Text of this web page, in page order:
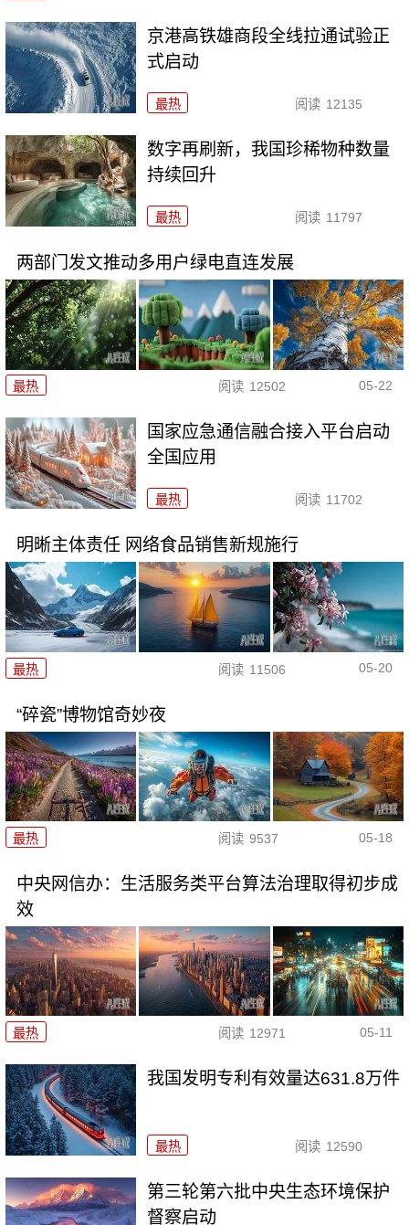
京港高铁雄商段全线拉通试验正
式启动
最热 阅读 12135
数字再刷新，我国珍稀物种数量
持续回升
最热 阅读 11797
两部门发文推动多用户绿电直连发展
最热 阅读 12502 05-22
国家应急通信融合接入平台启动
全国应用
最热 阅读 11702
明晰主体责任 网络食品销售新规施行
最热 阅读 11506 05-20
“碎瓷”博物馆奇妙夜
最热 阅读 9537 05-18
中央网信办：生活服务类平台算法治理取得初步成
效
最热 阅读 12971 05-11
我国发明专利有效量达631.8万件
最热 阅读 12590
第三轮第六批中央生态环境保护
督察启动